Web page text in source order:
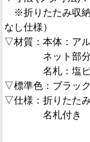
※折りたたみ収納
なし仕様）
▽材質：本体：ア
ネット部分：
名札：塩ビ
▽標準色：ブラック
▽仕様：折りたた
名札付き